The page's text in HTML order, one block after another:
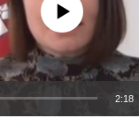
2:18